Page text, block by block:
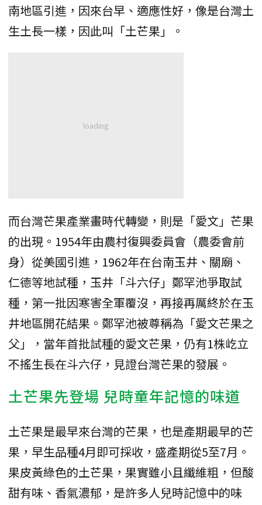
南地區引進，因來台早、適應性好，像是台灣土
生土長一樣，因此叫「土芒果」。
而台灣芒果產業畫時代轉變，則是「愛文」芒果
的出現。1954年由農村復興委員會（農委會前
身）從美國引進，1962年在台南玉井、關廟、
仁德等地試種，玉井「斗六仔」鄭罕池爭取試
種，第一批因寒害全軍覆沒，再接再厲終於在玉
井地區開花結果。鄭罕池被尊稱為「愛文芒果之
父」，當年首批試種的愛文芒果，仍有1株屹立
不搖生長在斗六仔，見證台灣芒果的發展。
土芒果先登場 兒時童年記憶的味道
土芒果是最早來台灣的芒果，也是產期最早的芒
果，早生品種4月即可採收，盛產期從5至7月。
果皮黃綠色的土芒果，果實雖小且纖維粗，但酸
甜有味、香氣濃郁，是許多人兒時記憶中的味